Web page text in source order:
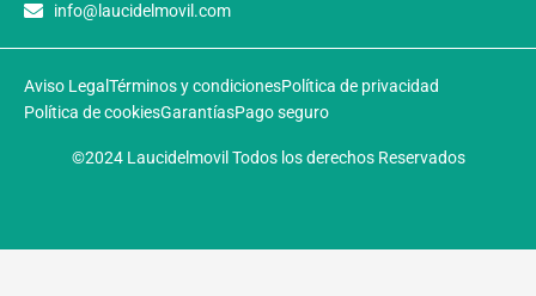
info@laucidelmovil.com
Aviso Legal Términos y condicionesPolítica de privacidad
Política de cookiesGarantíasPago seguro
©2024 Laucidelmovil Todos los derechos Reservados